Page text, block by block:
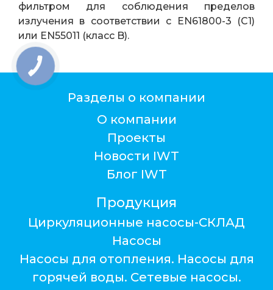
фильтром для соблюдения пределов
излучения в соответствии с EN61800-3 (C1)
или EN55011 (класс B).
Разделы о компании
О компании
Проекты
Новости IWT
Блог IWT
Продукция
Циркуляционные насосы-СКЛАД
Насосы
Насосы для отопления. Насосы для
горячей воды. Сетевые насосы.